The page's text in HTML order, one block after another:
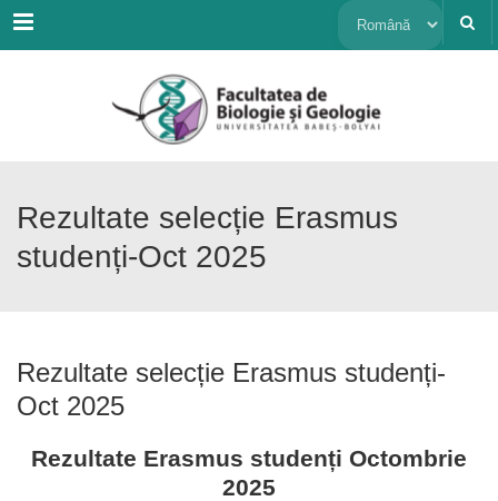
Menu Alege
limbă
Rezultate selecție Erasmus
studenți-Oct 2025
Rezultate selecție Erasmus studenți-
Oct 2025
Rezultate Erasmus studenți Octombrie
2025